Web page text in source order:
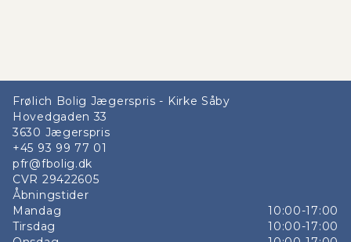
Frølich Bolig Jægerspris - Kirke Såby
Hovedgaden 33
3630 Jægerspris
+45 93 99 77 01
pfr@fbolig.dk
CVR 29422605
Åbningstider
Mandag
10:00-17:00
Tirsdag
10:00-17:00